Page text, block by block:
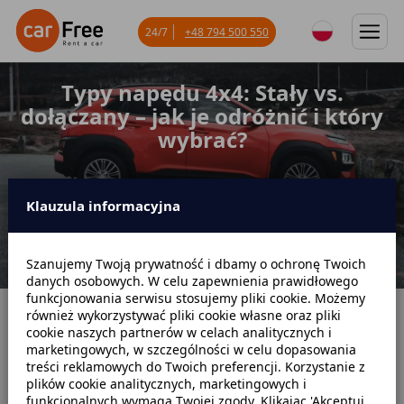
Typy napędu 4x4: Stały vs.
dołączany – jak je odróżnić i który
wybrać?
24/7 +48 794 500 550
Strona główna Blog
Poradniki samochodowe
Typy napędu 4x4: Stały vs. dołączany – jak je odróżnić i który wybrać?
Klauzula informacyjna
Szanujemy Twoją prywatność i dbamy o ochronę Twoich
danych osobowych. W celu zapewnienia prawidłowego
funkcjonowania serwisu stosujemy pliki cookie. Możemy
również wykorzystywać pliki cookie własne oraz pliki
cookie naszych partnerów w celach analitycznych i
marketingowych, w szczególności w celu dopasowania
treści reklamowych do Twoich preferencji. Korzystanie z
plików cookie analitycznych, marketingowych i